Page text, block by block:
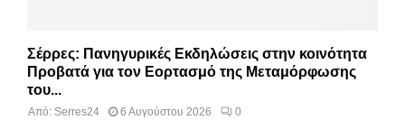
Σέρρες: Πανηγυρικές Εκδηλώσεις στην κοινότητα
Προβατά για τον Εορτασμό της Μεταμόρφωσης
του...
Από: Serres24 6 Αυγούστου 2026 0